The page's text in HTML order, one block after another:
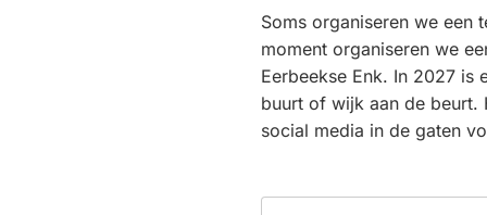
Soms organiseren we een
moment organiseren we
Eerbeekse Enk. In 2027 is
buurt of wijk aan de beurt.
social media in de gaten